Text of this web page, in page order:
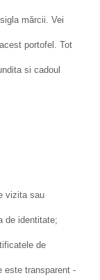
mărcii. Vei
portofel. Tot
si cadoul
vizita sau
de identitate;
de
este transparent -